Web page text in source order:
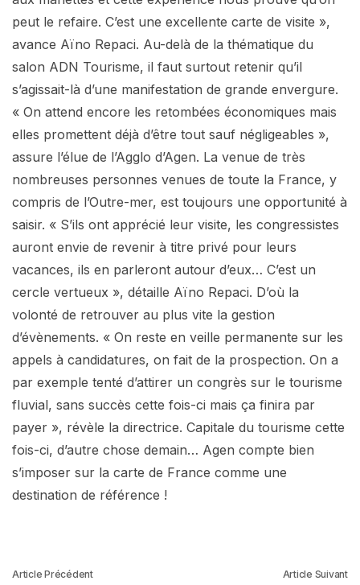
peut le refaire. C’est une excellente carte de visite »,
avance Aïno Repaci. Au-delà de la thématique du
salon ADN Tourisme, il faut surtout retenir qu’il
s’agissait-là d’une manifestation de grande envergure.
« On attend encore les retombées économiques mais
elles promettent déjà d’être tout sauf négligeables »,
assure l’élue de l’Agglo d’Agen. La venue de très
nombreuses personnes venues de toute la France, y
compris de l’Outre-mer, est toujours une opportunité à
saisir. « S’ils ont apprécié leur visite, les congressistes
auront envie de revenir à titre privé pour leurs
vacances, ils en parleront autour d’eux… C’est un
cercle vertueux », détaille Aïno Repaci. D’où la
volonté de retrouver au plus vite la gestion
d’évènements. « On reste en veille permanente sur les
appels à candidatures, on fait de la prospection. On a
par exemple tenté d’attirer un congrès sur le tourisme
fluvial, sans succès cette fois-ci mais ça finira par
payer », révèle la directrice. Capitale du tourisme cette
fois-ci, d’autre chose demain… Agen compte bien
s’imposer sur la carte de France comme une
destination de référence !
Article Précédent Article Suivant